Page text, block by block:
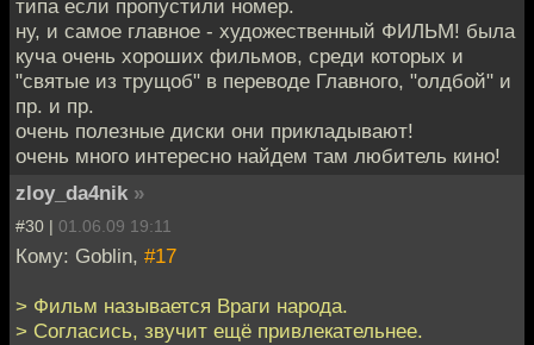
типа если пропустили номер.
ну, и самое главное - художественный ФИЛЬМ! была
куча очень хороших фильмов, среди которых и
"святые из трущоб" в переводе Главного, "олдбой" и
пр. и пр.
очень полезные диски они прикладывают!
очень много интересно найдем там любитель кино!
zloy_da4nik »
#30 | 01.06.09 19:11
Кому: Goblin, #17
> Фильм называется Враги народа.
> Согласись, звучит ещё привлекательнее.